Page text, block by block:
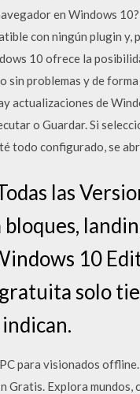
en Windows
con ningún plugin y,
10 ofrece la
problemas y de
actualizaciones de
o Guardar. Si
todo configurado, se
las
bloques,
10
solo
para visionados
Explora mundos,